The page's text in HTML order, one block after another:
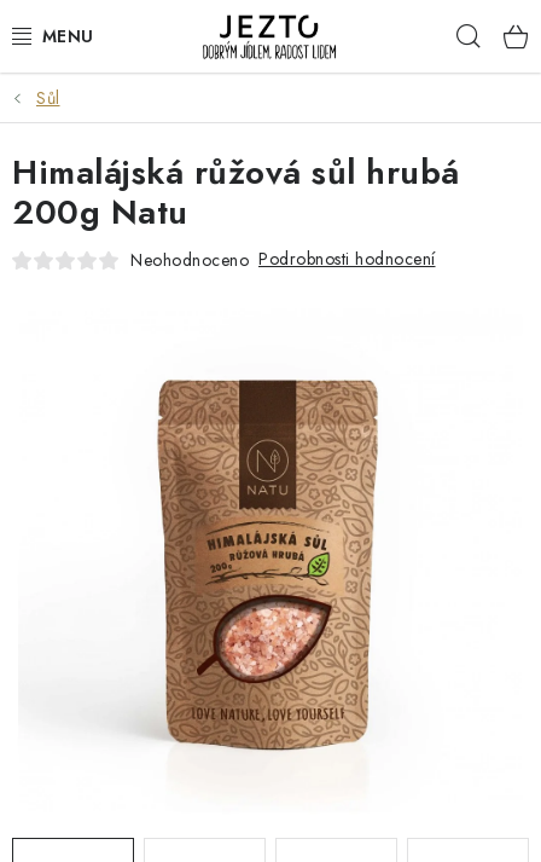
na
DÁRKOVÉ SADY
TRVANLIVÉ
DROGERIE A KOSMETIKA
RELAX A REGENERACE
NÁŠ PŘÍBĚH FIREMNÍ DÁRKY
KONTAKTY
DOPRAVA A PLATBA
Sůl
Himalájská růžová sůl hrubá
200g Natu
Neohodnoceno Podrobnosti hodnocení